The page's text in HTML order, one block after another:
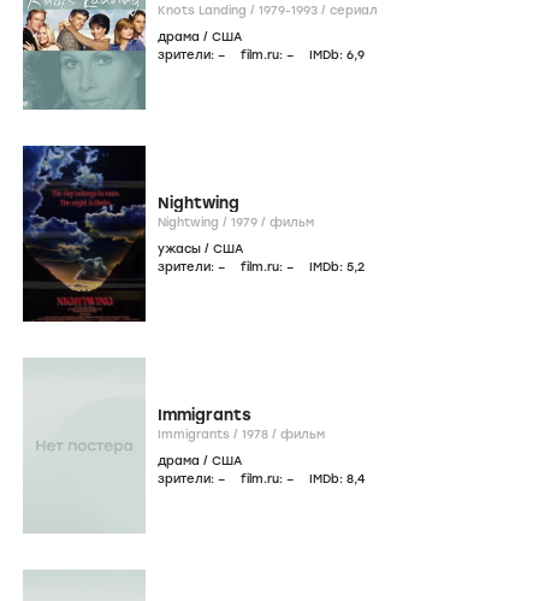
Knots Landing / 1979-1993 / сериал
драма / США
зрители: – film.ru: – IMDb: 6,9
Nightwing
Nightwing / 1979 / фильм
ужасы / США
зрители: – film.ru: – IMDb: 5,2
Immigrants
Immigrants / 1978 / фильм
драма / США
зрители: – film.ru: – IMDb: 8,4